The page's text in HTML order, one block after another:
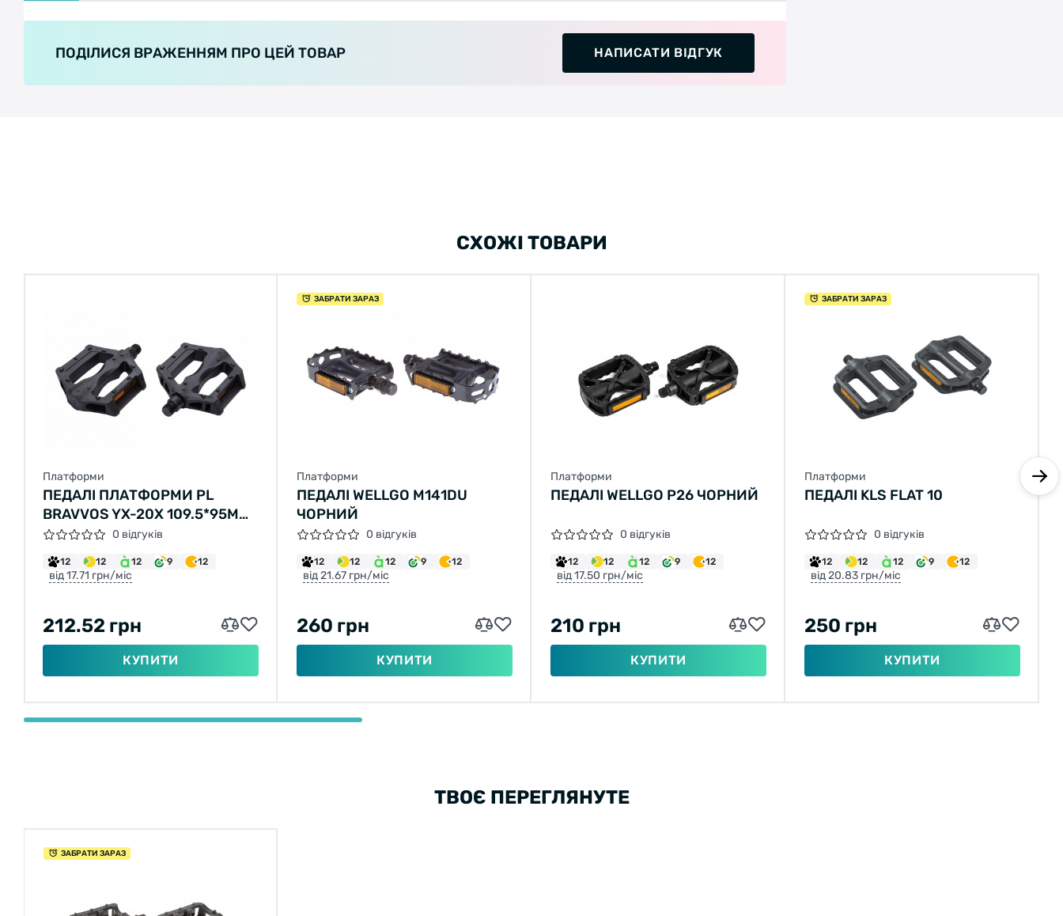
ПОДІЛИСЯ ВРАЖЕННЯМ ПРО ЦЕЙ ТОВАР НАПИСАТИ ВІДГУК
СХОЖІ ТОВАРИ
Платформи
ПЕДАЛІ ПЛАТФОРМИ PL
BRAVVOS YX-20X 109.5*95ММ
(ЧОРН.)
0 відгуків
12 12 12 9 12
від 17.71 грн/міс
212.52 грн
КУПИТИ
ЗАБРАТИ ЗАРАЗ
Платформи
ПЕДАЛІ WELLGO M141DU
ЧОРНИЙ
0 відгуків
12 12 12 9 12
від 21.67 грн/міс
260 грн
КУПИТИ
Платформи
ПЕДАЛІ WELLGO P26 ЧОРНИЙ
0 відгуків
12 12 12 9 12
від 17.50 грн/міс
210 грн
КУПИТИ
ЗАБРАТИ ЗАРАЗ
Платформи
ПЕДАЛІ KLS FLAT 10
0 відгуків
12 12 12 9 12
від 20.83 грн/міс
250 грн
КУПИТИ
ТВОЄ ПЕРЕГЛЯНУТЕ
ЗАБРАТИ ЗАРАЗ